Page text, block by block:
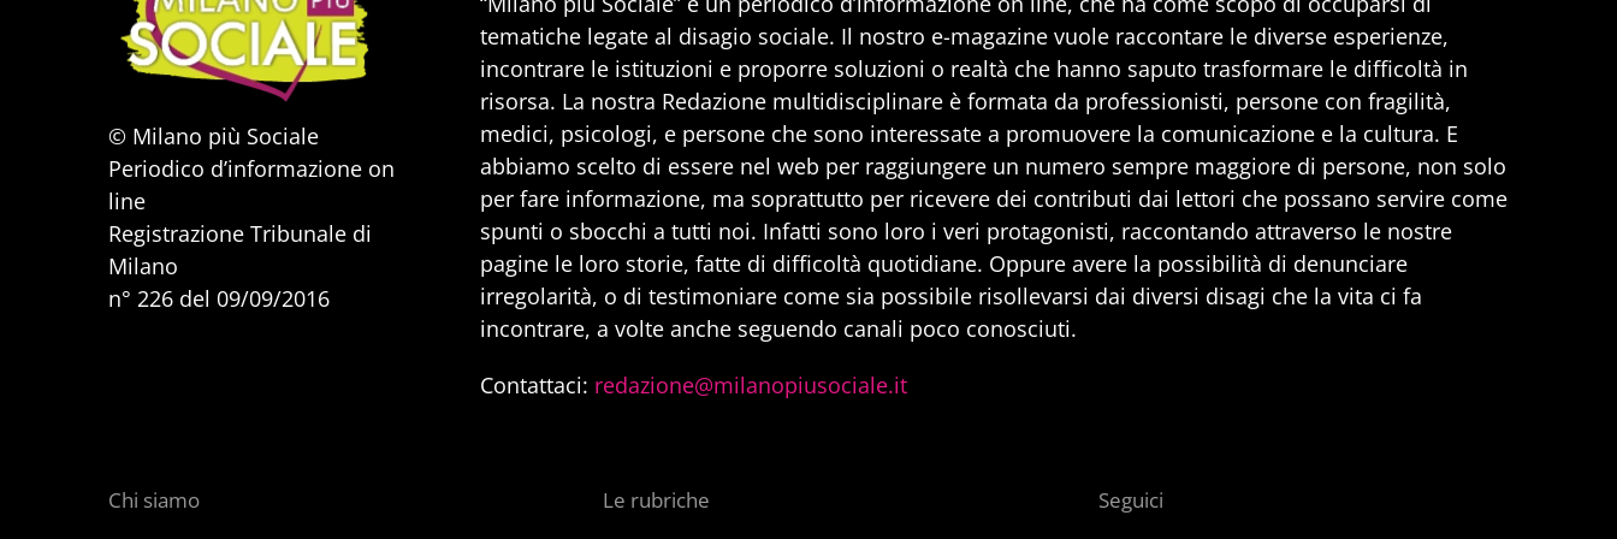
© Milano più Sociale
Periodico d’informazione on
line
Registrazione Tribunale di
Milano
n° 226 del 09/09/2016
tematiche legate al disagio sociale. Il nostro e-magazine vuole raccontare le diverse esperienze,
incontrare le istituzioni e proporre soluzioni o realtà che hanno saputo trasformare le difficoltà in
risorsa. La nostra Redazione multidisciplinare è formata da professionisti, persone con fragilità,
medici, psicologi, e persone che sono interessate a promuovere la comunicazione e la cultura. E
abbiamo scelto di essere nel web per raggiungere un numero sempre maggiore di persone, non solo
per fare informazione, ma soprattutto per ricevere dei contributi dai lettori che possano servire come
spunti o sbocchi a tutti noi. Infatti sono loro i veri protagonisti, raccontando attraverso le nostre
pagine le loro storie, fatte di difficoltà quotidiane. Oppure avere la possibilità di denunciare
irregolarità, o di testimoniare come sia possibile risollevarsi dai diversi disagi che la vita ci fa
incontrare, a volte anche seguendo canali poco conosciuti.
Contattaci: redazione@milanopiusociale.it
Chi siamo Le rubriche Seguici